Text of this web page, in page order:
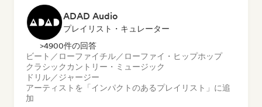
ADAD Audio
プレイリスト・キュレーター
>4900件の回答
ビート／ローファイチル／ローファイ・ヒップホップ
クラシック カントリー・ミュージック
ドリル／ジャージー
アーティストを「インパクトのあるプレイリスト」に追
加